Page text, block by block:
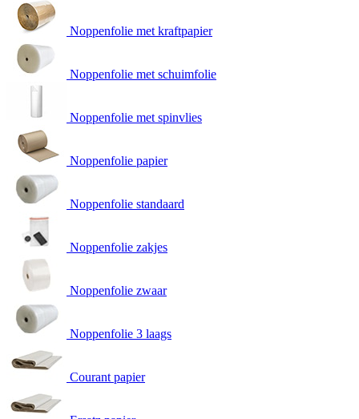
Noppenfolie met kraftpapier
Noppenfolie met schuimfolie
Noppenfolie met spinvlies
Noppenfolie papier
Noppenfolie standaard
Noppenfolie zakjes
Noppenfolie zwaar
Noppenfolie 3 laags
Courant papier